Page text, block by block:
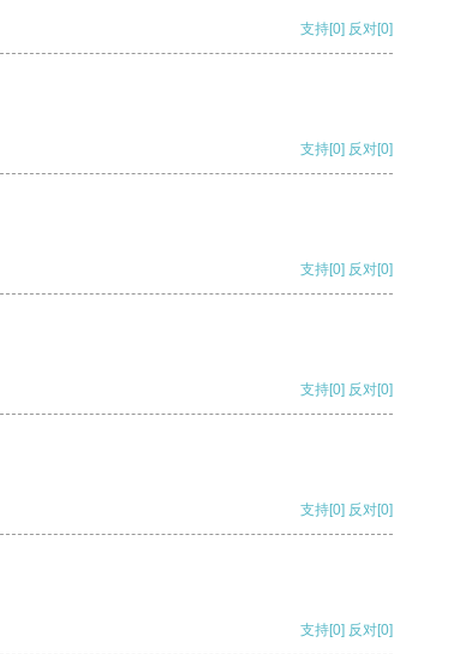
支持[0] 反对[0]
支持[0] 反对[0]
支持[0] 反对[0]
支持[0] 反对[0]
支持[0] 反对[0]
支持[0] 反对[0]